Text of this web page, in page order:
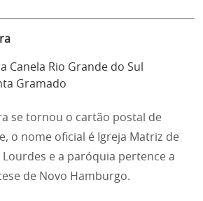
Gramado
se tornou o cartão postal de
o nome oficial é Igreja Matriz de
Lourdes e a paróquia pertence a
de Novo Hamburgo.